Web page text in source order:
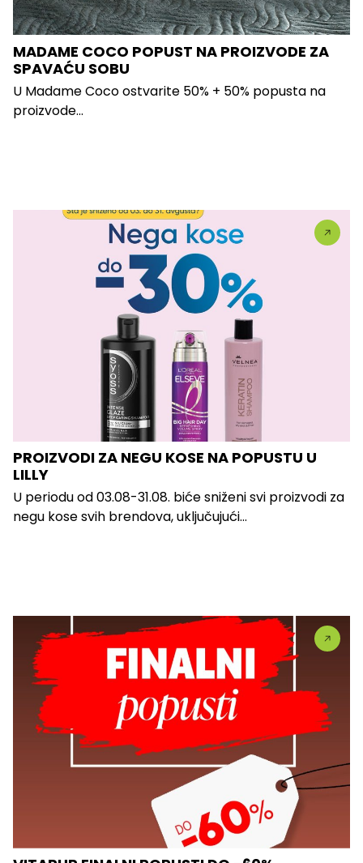
MADAME COCO POPUST NA PROIZVODE ZA
SPAVAĆU SOBU
U Madame Coco ostvarite 50% + 50% popusta na
proizvode...
PROIZVODI ZA NEGU KOSE NA POPUSTU U
LILLY
U periodu od 03.08-31.08. biće sniženi svi proizvodi za
negu kose svih brendova, uključujući...